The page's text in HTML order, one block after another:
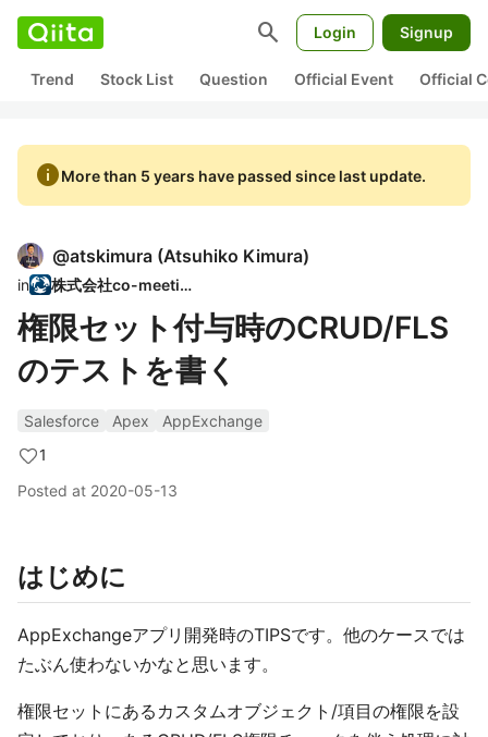
search Login Signup
Trend Stock List Question Official Event Official
infoMore than 5 years have passed since last update.
@atskimura (Atsuhiko Kimura)
in 株式会社co-meeting
権限セット付与時のCRUD/FLS
のテストを書く
Salesforce Apex
AppExchange
1
Posted at 2020-05-13
はじめに
AppExchangeアプリ開発時のTIPSです。他のケースでは
たぶん使わないかなと思います。
権限セットにあるカスタムオブジェクト/項目の権限を設